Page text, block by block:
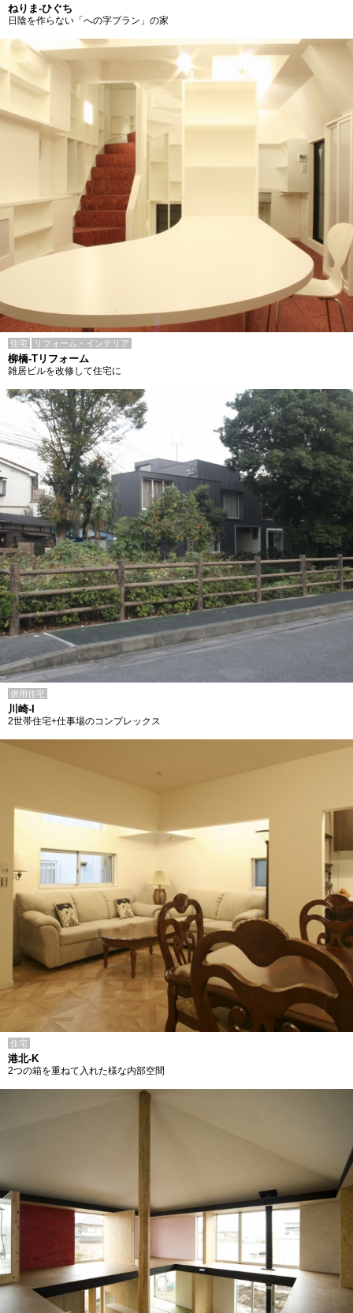
ねりま-ひぐち
日陰を作らない「への字プラン」の家
住宅 リフォーム・インテリア
柳橋-Tリフォーム
雑居ビルを改修して住宅に
併用住宅
川崎-I
2世帯住宅+仕事場のコンプレックス
住宅
港北-K
2つの箱を重ねて入れた様な内部空間